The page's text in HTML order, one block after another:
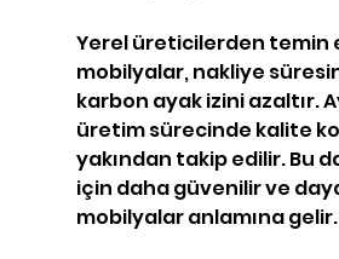
Yerel üreticilerden temin
mobilyalar, nakliye
karbon ayak izini azaltır.
üretim sürecinde kalite
yakından takip edilir. Bu
için daha güvenilir ve
mobilyalar anlamına gelir.